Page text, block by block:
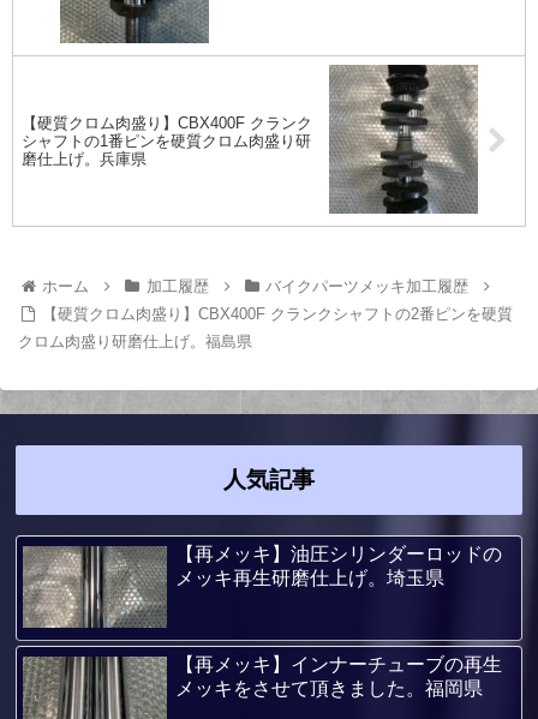
【硬質クロム肉盛り】CBX400F クランク
シャフトの1番ピンを硬質クロム肉盛り研
磨仕上げ。兵庫県
ホーム 加工履歴
バイクパーツメッキ加工履歴
【硬質クロム肉盛り】CBX400F クランクシャフトの2番ピンを硬質
クロム肉盛り研磨仕上げ。福島県
人気記事
【再メッキ】油圧シリンダーロッドの
メッキ再生研磨仕上げ。埼玉県
【再メッキ】インナーチューブの再生
メッキをさせて頂きました。福岡県